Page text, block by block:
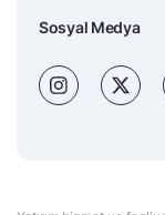
Sosyal Medya